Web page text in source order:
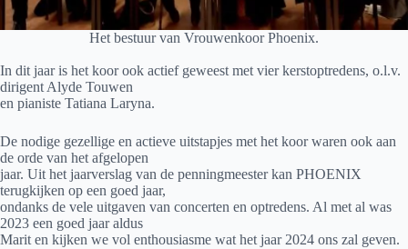
Het bestuur van Vrouwenkoor Phoenix.
In dit jaar is het koor ook actief geweest met vier kerstoptredens, o.l.v.
dirigent Alyde Touwen
en pianiste Tatiana Laryna.
De nodige gezellige en actieve uitstapjes met het koor waren ook aan
de orde van het afgelopen
jaar. Uit het jaarverslag van de penningmeester kan PHOENIX
terugkijken op een goed jaar,
ondanks de vele uitgaven van concerten en optredens. Al met al was
2023 een goed jaar aldus
Marit en kijken we vol enthousiasme wat het jaar 2024 ons zal geven.